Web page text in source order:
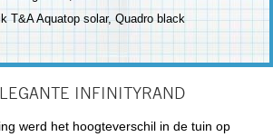
T&A Aquatop solar, Quadro black
INFINITYRAND
werd het hoogteverschil in de tuin op